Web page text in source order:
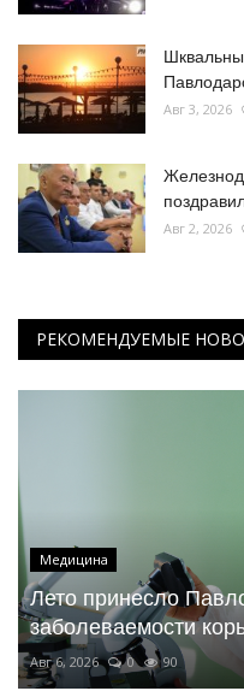
Авг 3, 2026
Авг 2, 2026
РЕКОМЕНДУЕМЫЕ
Медицина
Лето принесло
заболеваемости
Авг 6, 2026 0 90